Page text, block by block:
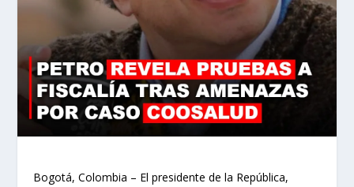
Bogotá, Colombia – El presidente de la República,